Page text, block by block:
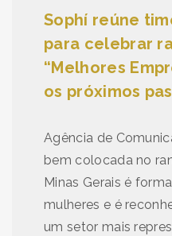
Sophí reúne
para celebrar
“Melhores
os próximos
Agência de
bem colocada no
Minas Gerais é
mulheres e é
um setor mais